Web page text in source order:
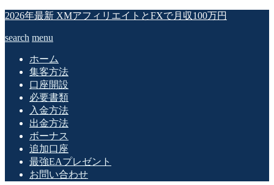
2026年最新 XMアフィリエイトとFXで月収100万円
search menu
ホーム
集客方法
口座開設
必要書類
入金方法
出金方法
ボーナス
追加口座
最強EAプレゼント
お問い合わせ